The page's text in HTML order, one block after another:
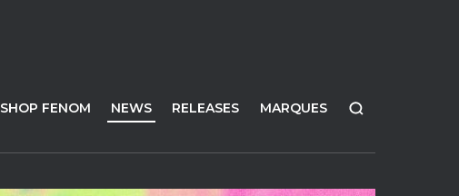
SHOP FENOM NEWS RELEASES MARQUES